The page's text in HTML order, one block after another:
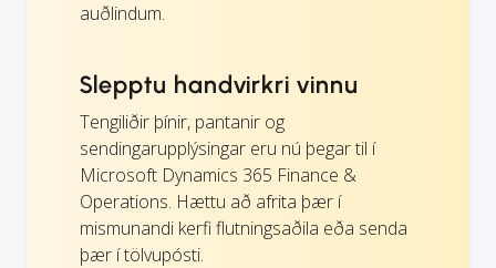
auðlindum.
Slepptu handvirkri vinnu
Tengiliðir þínir, pantanir og
sendingarupplýsingar eru nú þegar til í
Microsoft Dynamics 365 Finance &
Operations. Hættu að afrita þær í
mismunandi kerfi flutningsaðila eða senda
þær í tölvupósti.